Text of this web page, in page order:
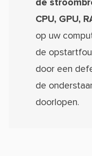
de
CPU, GPU,
op uw
de
door een
de
doorlopen.